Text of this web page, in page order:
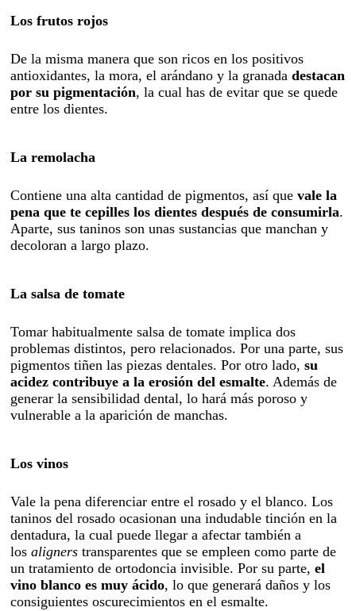
Los frutos rojos
De la misma manera que son ricos en los positivos
antioxidantes, la mora, el arándano y la granadadestacan
por su pigmentación, la cual has de evitar que se quede
entre los dientes.
La remolacha
Contiene una alta cantidad de pigmentos, así quevale la
pena que te cepilles los dientes después de consumirla.
Aparte, sus taninos son unas sustancias que manchan y
decoloran a largo plazo.
La salsa de tomate
Tomar habitualmente salsa de tomate implica dos
problemas distintos, pero relacionados. Por una parte, sus
pigmentos tiñen las piezas dentales. Por otro lado,su
acidez contribuye a la erosión del esmalte. Además de
generar la sensibilidad dental, lo hará más poroso y
vulnerable a la aparición de manchas.
Los vinos
Vale la pena diferenciar entre el rosado y el blanco. Los
taninos del rosado ocasionan una indudable tinción en la
dentadura, la cual puede llegar a afectar también a
losalignerstransparentes que se empleen como parte de
un tratamiento de ortodoncia invisible. Por su parte,el
vino blanco es muy ácido, lo que generará daños y los
consiguientes oscurecimientos en el esmalte.